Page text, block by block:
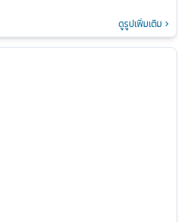
ดูรูปเพิ่มเติม